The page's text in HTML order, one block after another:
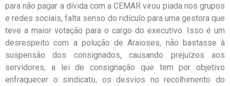
para não pagar a dívida com a CEMAR virou piada nos grupos
e redes sociais, falta senso do ridículo para uma gestora que
teve a maior votação para o cargo do executivo. Isso é um
desrespeito com a polução de Araioses, não bastasse à
suspensão dos consignados, causando prejuízos aos
servidores, a lei de consignação que tem por objetivo
enfraquecer o sindicato, os desvios no recolhimento do